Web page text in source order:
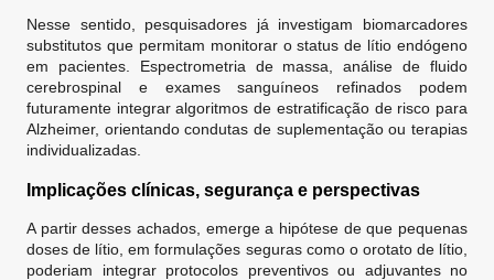
Nesse sentido, pesquisadores já investigam biomarcadores
substitutos que permitam monitorar o status de lítio endógeno
em pacientes. Espectrometria de massa, análise de fluido
cerebrospinal e exames sanguíneos refinados podem
futuramente integrar algoritmos de estratificação de risco para
Alzheimer, orientando condutas de suplementação ou terapias
individualizadas.
Implicações clínicas, segurança e perspectivas
A partir desses achados, emerge a hipótese de que pequenas
doses de lítio, em formulações seguras como o orotato de lítio,
poderiam integrar protocolos preventivos ou adjuvantes no